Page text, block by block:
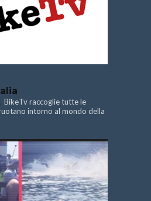
BikeTv raccoglie tutte le
intorno al mondo della